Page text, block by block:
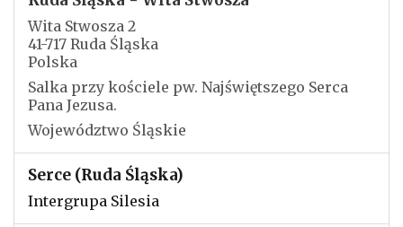
Wita Stwosza 2
41-717 Ruda Śląska
Polska
Salka przy kościele pw. Najświętszego Serca
Pana Jezusa.
Województwo Śląskie
Serce (Ruda Śląska)
Intergrupa Silesia